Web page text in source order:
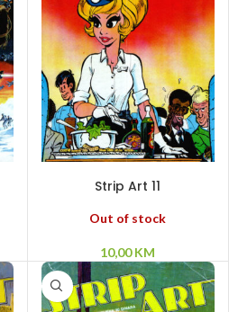
Strip Art 11
Out of stock
10,00KM